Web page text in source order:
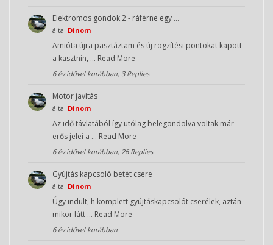
Elektromos gondok 2 - ráférne egy …
által Dinom
Amióta újra pasztáztam és új rögzítési pontokat kapott
a kasztnin, … Read More
6 év idővel korábban, 3 Replies
Motor javítás
által Dinom
Az idő távlatából így utólag belegondolva voltak már
erős jelei a … Read More
6 év idővel korábban, 26 Replies
Gyújtás kapcsoló betét csere
által Dinom
Úgy indult, h komplett gyújtáskapcsolót cserélek, aztán
mikor látt … Read More
6 év idővel korábban